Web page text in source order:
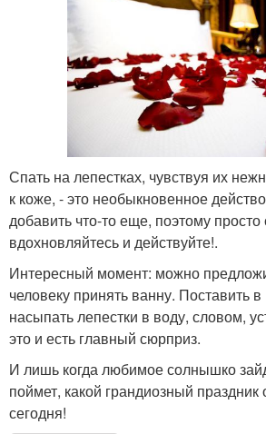
Спать на лепестках, чувствуя их
к коже, - это необыкновенное
добавить что-то еще, поэтому просто
вдохновляйтесь и действуйте!.
Интересный момент: можно
человеку принять ванну. Поставить
насыпать лепестки в воду, словом,
это и есть главный сюрприз.
И лишь когда любимое солнышко
поймет, какой грандиозный праздник
сегодня!